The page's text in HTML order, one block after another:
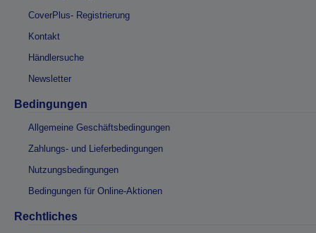
CoverPlus- Registrierung
Kontakt
Händlersuche
Newsletter
Bedingungen
Allgemeine Geschäftsbedingungen
Zahlungs- und Lieferbedingungen
Nutzungsbedingungen
Bedingungen für Online-Aktionen
Rechtliches